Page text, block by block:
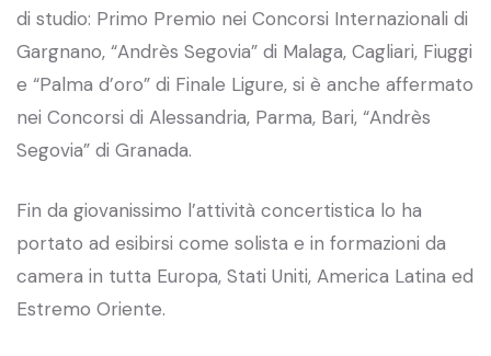
di studio: Primo Premio nei Concorsi Internazionali di
Gargnano, “Andrès Segovia” di Malaga, Cagliari, Fiuggi
e “Palma d’oro” di Finale Ligure, si è anche affermato
nei Concorsi di Alessandria, Parma, Bari, “Andrès
Segovia” di Granada.
Fin da giovanissimo l’attività concertistica lo ha
portato ad esibirsi come solista e in formazioni da
camera in tutta Europa, Stati Uniti, America Latina ed
Estremo Oriente.